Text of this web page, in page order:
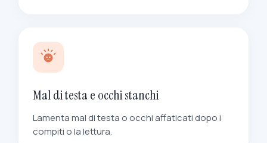
Mal di testa e occhi stanchi
Lamenta mal di testa o occhi affaticati dopo i
compiti o la lettura.